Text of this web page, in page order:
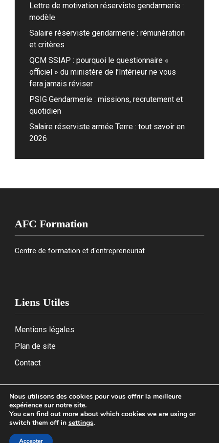
Lettre de motivation réserviste gendarmerie :
modèle
Salaire réserviste gendarmerie : rémunération
et critères
QCM SSIAP : pourquoi le questionnaire «
officiel » du ministère de l’Intérieur ne vous
fera jamais réviser
PSIG Gendarmerie : missions, recrutement et
quotidien
Salaire réserviste armée Terre : tout savoir en
2026
AFC Formation
Centre de formation et d'entrepreneuriat
Liens Utiles
Mentions légales
Plan de site
Contact
2026
Nous utilisons des cookies pour vous offrir la meilleure
expérience sur notre site.
You can find out more about which cookies we are using or
switch them off in settings.
Accepter